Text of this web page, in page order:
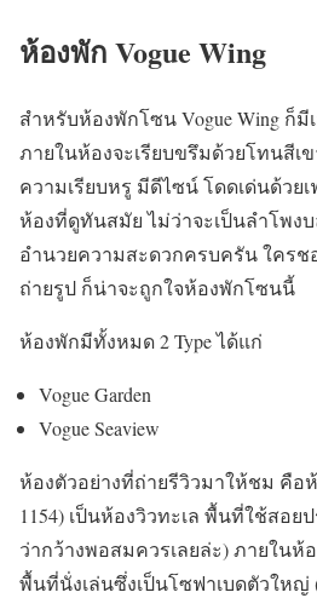
ห้องพัก Vogue Wing
สำหรับห้องพักโซน Vogue Wing ก็
ภายในห้องจะเรียบขรึมด้วยโทนสีเ
ความเรียบหรู มีดีไซน์ โดดเด่นด้วย
ห้องที่ดูทันสมัย ไม่ว่าจะเป็นลำโพง
อำนวยความสะดวกครบครัน ใคร
ถ่ายรูป ก็น่าจะถูกใจห้องพักโซนนี้
ห้องพักมีทั้งหมด 2 Type ได้แก่
Vogue Garden
Vogue Seaview
ห้องตัวอย่างที่ถ่ายรีวิวมาให้ชม คือห้
1154) เป็นห้องวิวทะเล พื้นที่ใช้สอย
ว่ากว้างพอสมควรเลยล่ะ) ภายในห้
พื้นที่นั่งเล่นซึ่งเป็นโซฟาเบดตัวใหญ่